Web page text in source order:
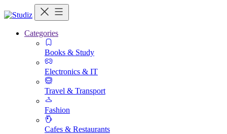
Categories
Books & Study
Electronics & IT
Travel & Transport
Fashion
Cafes & Restaurants